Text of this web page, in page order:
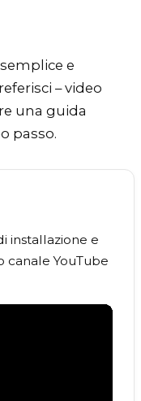
e
– video
una guida
passo.
installazione e
canale YouTube